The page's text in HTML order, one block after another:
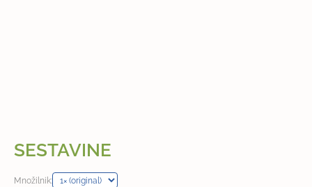
SESTAVINE
Množilnik: